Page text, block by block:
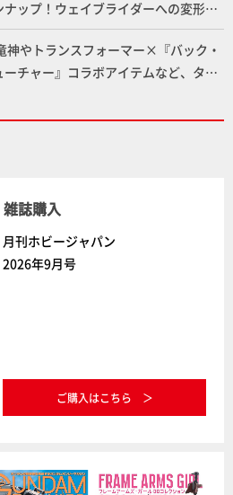
ップ！ウェイブライダーへの変形、
ポーションを再現【機動戦士Zガン
神やトランスフォーマー×『バック・
ーチャー』コラボアイテムなど、タカ
雑誌購入
月刊ホビージャパン
2026年9月号
ご購入はこちら